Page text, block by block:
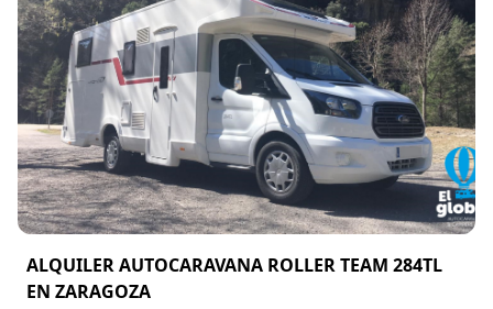
ALQUILER AUTOCARAVANA ROLLER TEAM 284TL
EN ZARAGOZA